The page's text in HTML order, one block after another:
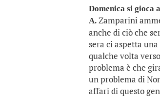
Domenica si gioca
A. Zamparini
anche di ciò che
sera ci aspetta
qualche volta
problema è che
un problema di
affari di questo